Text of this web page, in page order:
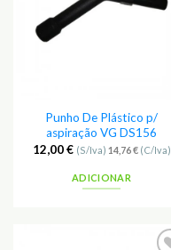
Punho De Plástico p/
aspiração VG DS156
12,00€ (S/Iva) 14,76€(C/Iva)
ADICIONAR